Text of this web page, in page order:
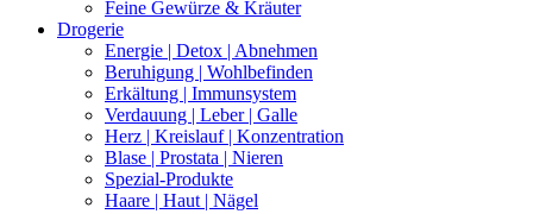
Feine Gewürze & Kräuter
Drogerie
Energie | Detox | Abnehmen
Beruhigung | Wohlbefinden
Erkältung | Immunsystem
Verdauung | Leber | Galle
Herz | Kreislauf | Konzentration
Blase | Prostata | Nieren
Spezial-Produkte
Haare | Haut | Nägel